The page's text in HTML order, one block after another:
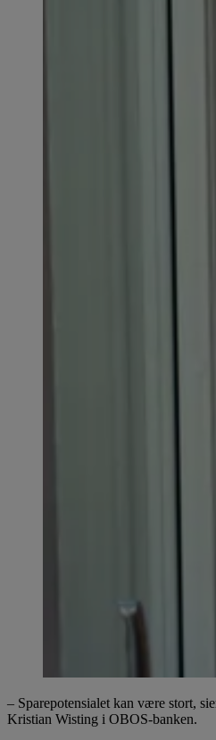
– Sparepotensialet kan være stort,
Kristian Wisting i OBOS-banken.